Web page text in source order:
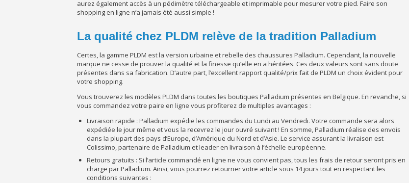
aurez également accès à un pédimètre téléchargeable et imprimable pour mesurer votre pied. Faire son
shopping en ligne n’a jamais été aussi simple !
La qualité chez PLDM relève de la tradition Palladium
Certes, la gamme PLDM est la version urbaine et rebelle des chaussures Palladium. Cependant, la nouvelle
marque ne cesse de prouver la qualité et la finesse qu’elle en a héritées. Ces deux valeurs sont sans doute
présentes dans sa fabrication. D’autre part, l’excellent rapport qualité/prix fait de PLDM un choix évident pour
votre shopping.
Vous trouverez les modèles PLDM dans toutes les boutiques Palladium présentes en Belgique. En revanche, si
vous commandez votre paire en ligne vous profiterez de multiples avantages :
Livraison rapide : Palladium expédie les commandes du Lundi au Vendredi. Votre commande sera alors
expédiée le jour même et vous la recevrez le jour ouvré suivant ! En somme, Palladium réalise des envois
dans la plupart des pays d’Europe, d’Amérique du Nord et d’Asie. Le service assurant la livraison est
Colissimo, partenaire de Palladium et leader en livraison à l’échelle européenne.
Retours gratuits : Si l’article commandé en ligne ne vous convient pas, tous les frais de retour seront pris en
charge par Palladium. Ainsi, vous pourrez retourner votre article sous 14 jours tout en respectant les
conditions suivantes :